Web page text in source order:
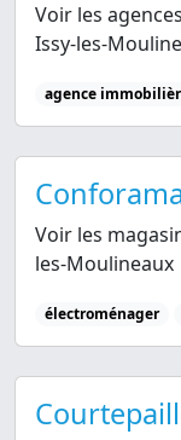
Voir les
Issy-les-
agence
Voir les
les-Moulineaux
électroménager